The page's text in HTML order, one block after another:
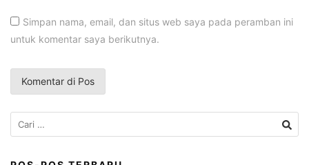
Simpan nama, email, dan situs web saya pada peramban ini
untuk komentar saya berikutnya.
Cari
untuk: